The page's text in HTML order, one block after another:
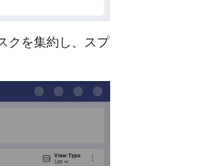
クを集約し、スプ